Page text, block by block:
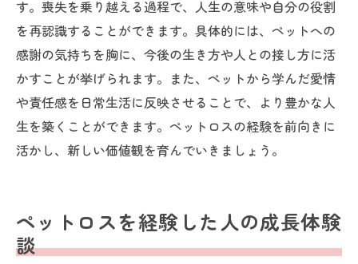
す。喪失を乗り越える過程で、人生の意味や自分の役割
を再認識することができます。具体的には、ペットへの
感謝の気持ちを胸に、今後の生き方や人との接し方に活
かすことが挙げられます。また、ペットから学んだ愛情
や責任感を日常生活に反映させることで、より豊かな人
生を築くことができます。ペットロスの経験を前向きに
活かし、新しい価値観を育んでいきましょう。
ペットロスを経験した人の成長体験
談